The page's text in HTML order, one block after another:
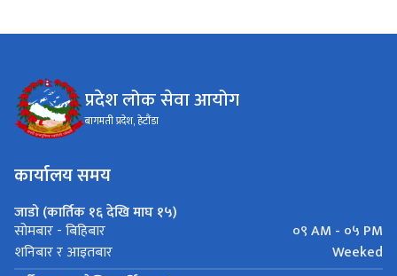
प्रदेश लोक सेवा आयोग
बागमती प्रदेश, हेटौंडा
कार्यालय समय
जाडो (कार्तिक १६ देखि माघ १५)
सोमबार - बिहिबार
०९ AM - ०५ PM
शनिबार र आइतबार
Weeked